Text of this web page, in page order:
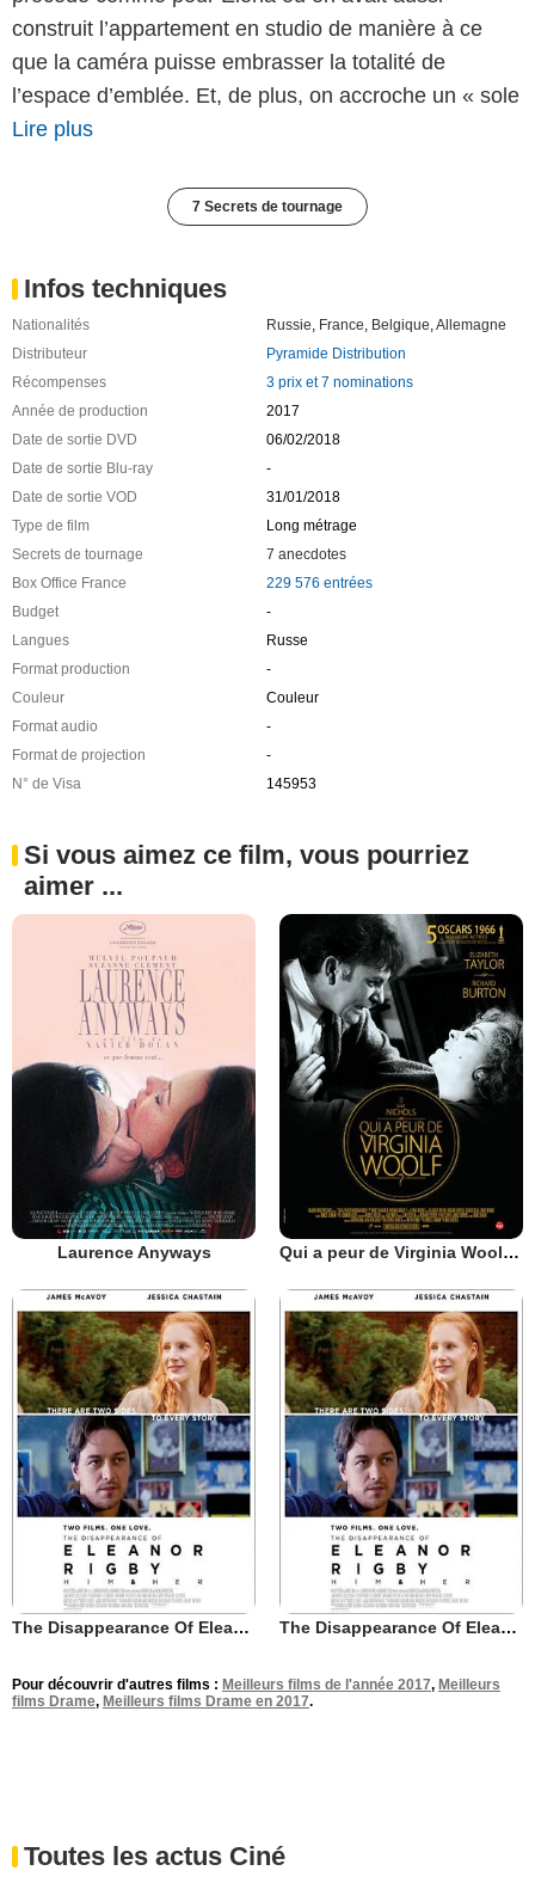
construit l’appartement en studio de manière à ce
que la caméra puisse embrasser la totalité de
l’espace d’emblée. Et, de plus, on accroche un « sole
Lire plus
7 Secrets de tournage
Infos techniques
Nationalités Russie, France, Belgique,Allemagne
Distributeur
Pyramide Distribution
Récompenses
3 prix et 7 nominations
Année de production
2017
Date de sortie DVD
06/02/2018
Date de sortie Blu-ray
-
Date de sortie VOD
31/01/2018
Type de film
Long métrage
Secrets de tournage
7 anecdotes
Box Office France
229 576 entrées
Budget
-
Langues
Russe
Format production
-
Couleur
Couleur
Format audio
-
Format de projection
-
N° de Visa
145953
Si vous aimez ce film, vous pourriez
aimer ...
Laurence Anyways Qui a peur de Virginia Woolf ?
The Disappearance Of Eleanor Rigby: Him The Disappearance Of Eleanor Rigby: Her
Pour découvrir d'autres films : Meilleurs films de l'année 2017, Meilleurs
films Drame, Meilleurs films Drame en 2017.
Toutes les actus Ciné